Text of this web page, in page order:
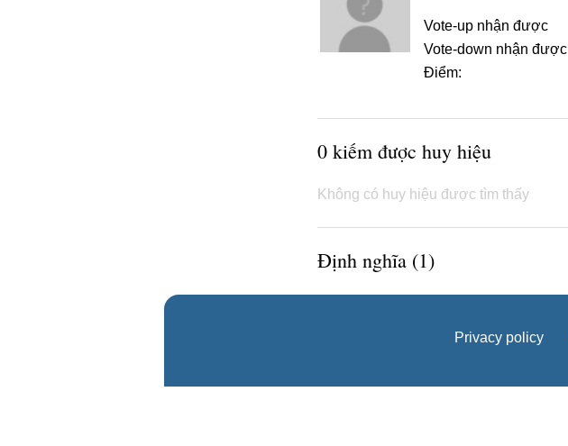
Vote-up nhận được
Vote-down nhận được
Điểm:
0 kiếm được huy hiệu
Không có huy hiệu được tìm thấy
Định nghĩa (1)
Privacy policy